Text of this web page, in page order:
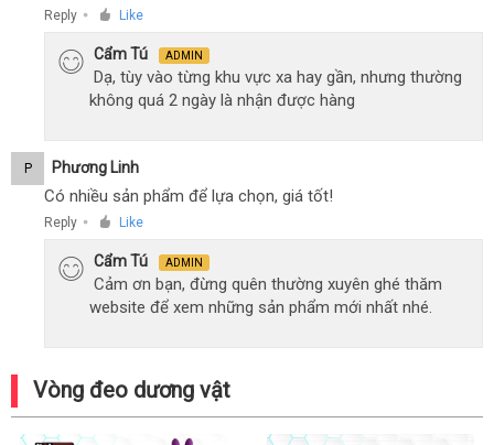
Reply ● Like
Cẩm Tú ADMIN
Dạ, tùy vào từng khu vực xa hay gần, nhưng thường
không quá 2 ngày là nhận được hàng
P Phương Linh
Có nhiều sản phẩm để lựa chọn, giá tốt!
Reply ● Like
Cẩm Tú ADMIN
Cảm ơn bạn, đừng quên thường xuyên ghé thăm
website để xem những sản phẩm mới nhất nhé.
Vòng đeo dương vật